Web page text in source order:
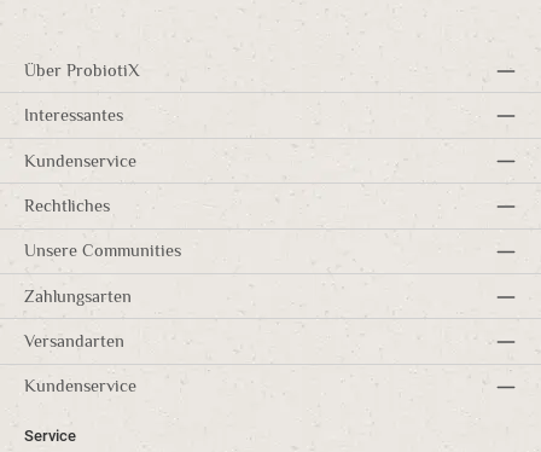
Über ProbiotiX
Interessantes
Kundenservice
Rechtliches
Kundenservice
Service
Unsere Communities
Zahlungsarten
Versandarten